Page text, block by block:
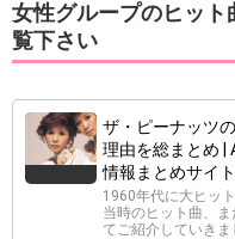
女性グループのヒッ
覧下さい
ザ・ピーナッツ
理由を総まとめ |
情報まとめサイト
1960年代に大ヒッ
当時のヒット曲、
てご紹介していきま